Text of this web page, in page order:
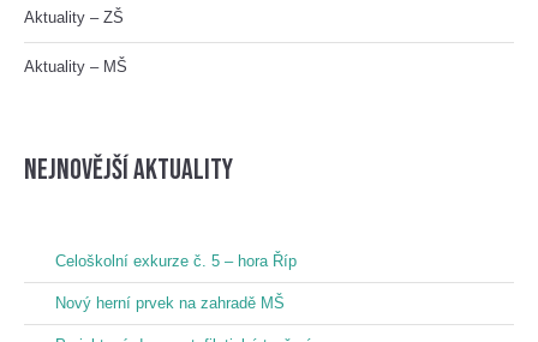
Aktuality – ZŠ
Aktuality – MŠ
nejnovější aktuality
Celoškolní exkurze č. 5 – hora Říp
Nový herní prvek na zahradě MŠ